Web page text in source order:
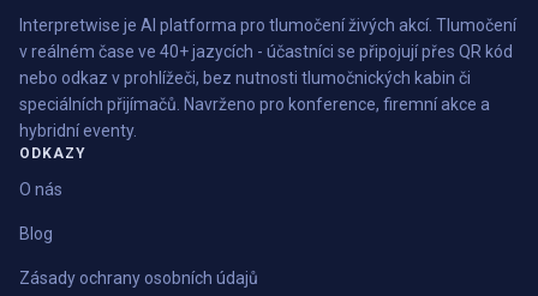
Interpretwise je AI platforma pro tlumočení živých akcí. Tlumočení
v reálném čase ve 40+ jazycích - účastníci se připojují přes QR kód
nebo odkaz v prohlížeči, bez nutnosti tlumočnických kabin či
speciálních přijímačů. Navrženo pro konference, firemní akce a
hybridní eventy.
ODKAZY
O nás
Blog
Zásady ochrany osobních údajů